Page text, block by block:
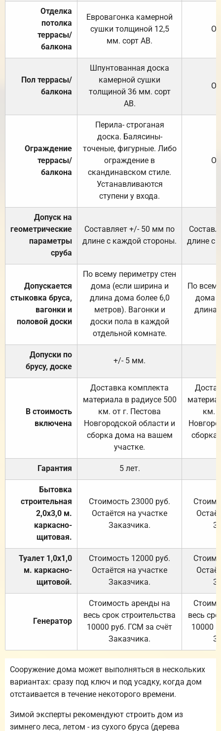
Отделка
потолка
террасы/
балкона
Евровагонка камерной
сушки толщиной 12,5
мм. сорт АВ.
Пол террасы/
балкона
Шпунтованная доска
камерной сушки
толщиной 36 мм. сорт
АВ.
Ограждение
террасы/
балкона
Перила- строганая
доска. Балясины-
точеные, фигурные. Либо
ограждение в
скандинавском стиле.
Устанавливаются
ступени у входа.
Допуск на
геометрические
параметры
сруба
Составляет +/- 50 мм по
длине с каждой стороны.
длине с
Допускается
стыковка бруса,
вагонки и
половой доски
По всему периметру стен
дома (если ширина и
длина дома более 6,0
метров). Вагонки и
доски пола в каждой
отдельной комнате.
По
дома
длина
Допуски по
брусу, доске
+/- 5 мм.
В стоимость
включена
Доставка комплекта
материала в радиусе 500
км. от г. Пестова
Новгородской области и
сборка дома на вашем
участке.
км.
Гарантия 5 лет.
Бытовка
строительная
2,0х3,0 м.
каркасно-
щитовая.
Стоимость 23000 руб.
Остаётся на участке
Заказчика.
Туалет 1,0х1,0
м. каркасно-
щитовой.
Стоимость 12000 руб.
Остаётся на участке
Заказчика.
Генератор
Стоимость аренды на
весь срок строительства
10000 руб. ГСМ за счёт
Заказчика.
весь
10000
Сооружение дома может выполняться в нескольких
вариантах: сразу под ключ и под усадку, когда дом
отстаивается в течение некоторого времени.
Зимой эксперты рекомендуют строить дом из
зимнего леса, летом - из сухого бруса (дерева